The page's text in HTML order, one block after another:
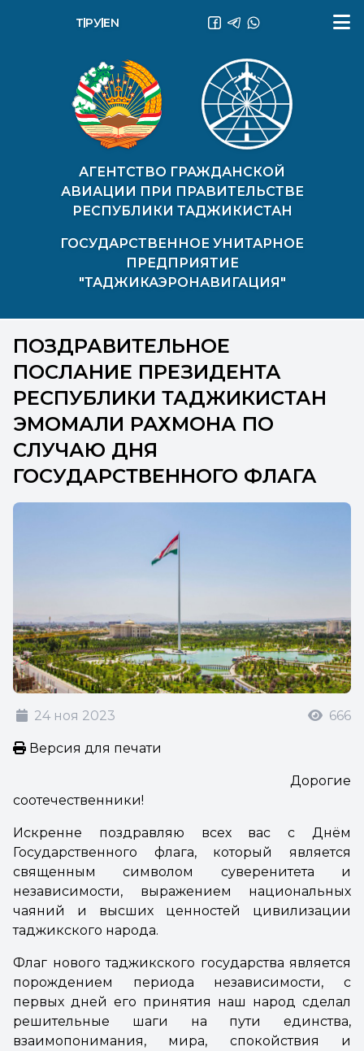
АГЕНТСТВО ГРАЖДАНСКОЙ
АВИАЦИИ ПРИ ПРАВИТЕЛЬСТВЕ
РЕСПУБЛИКИ ТАДЖИКИСТАН
ГОСУДАРСТВЕННОЕ УНИТАРНОЕ
ПРЕДПРИЯТИЕ
"ТАДЖИКАЭРОНАВИГАЦИЯ"
ТҶ РУEN
ПОЗДРАВИТЕЛЬНОЕ
ПОСЛАНИЕ ПРЕЗИДЕНТА
РЕСПУБЛИКИ ТАДЖИКИСТАН
ЭМОМАЛИ РАХМОНА ПО
СЛУЧАЮ ДНЯ
ГОСУДАРСТВЕННОГО ФЛАГА
24 ноя 2023 666
Версия для печати
Дорогие
соотечественники!
Искренне поздравляю всех вас с Днём
Государственного флага, который является
священным символом суверенитета и
независимости, выражением национальных
чаяний и высших ценностей цивилизации
таджикского народа.
Флаг нового таджикского государства является
порождением периода независимости, с
первых дней его принятия наш народ сделал
решительные шаги на пути единства,
взаимопонимания, мира, спокойствия и